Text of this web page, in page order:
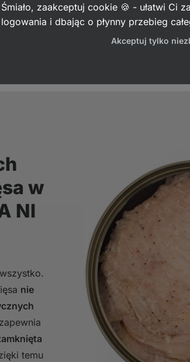
w
NI
nie
temu
Śmiało, zaakceptuj cookie 🍪 - ułatwi Ci
logowania i dbając o płynny przebieg
Akceptuj tylko